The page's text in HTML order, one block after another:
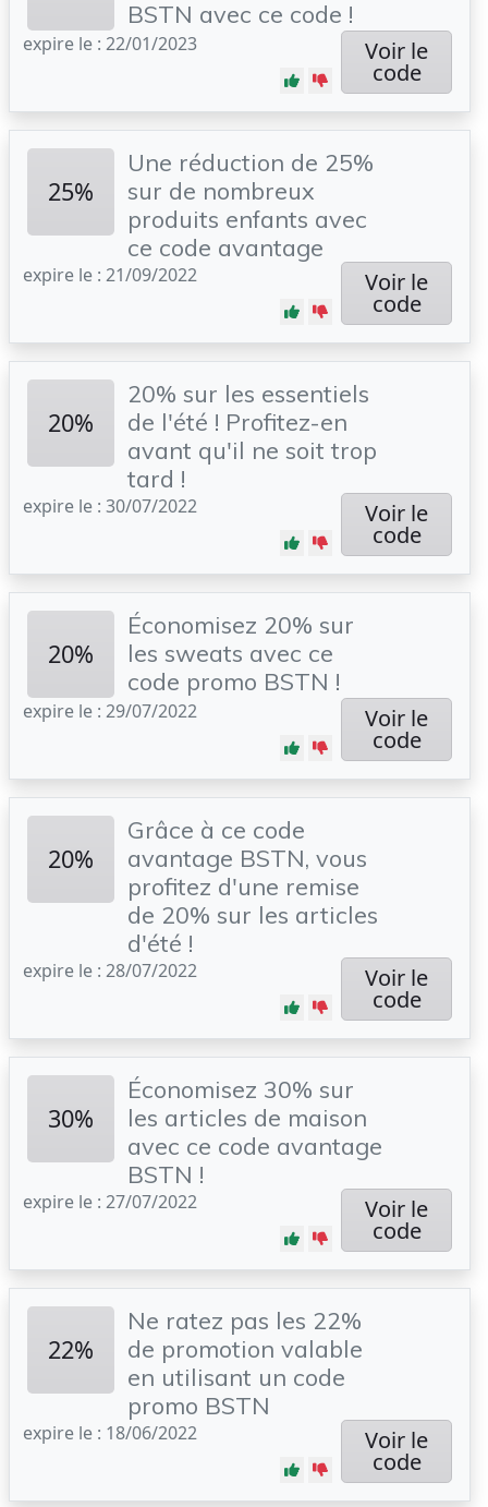
BSTN avec ce code !
expire le : 22/01/2023 Voir le
code
25%
Une réduction de 25%
sur de nombreux
produits enfants avec
ce code avantage
expire le : 21/09/2022 Voir le
code
20%
20% sur les essentiels
de l'été ! Profitez-en
avant qu'il ne soit trop
tard !
expire le : 30/07/2022 Voir le
code
20%
Économisez 20% sur
les sweats avec ce
code promo BSTN !
expire le : 29/07/2022 Voir le
code
20%
Grâce à ce code
avantage BSTN, vous
profitez d'une remise
de 20% sur les articles
d'été !
expire le : 28/07/2022 Voir le
code
30%
Économisez 30% sur
les articles de maison
avec ce code avantage
BSTN !
expire le : 27/07/2022 Voir le
code
22%
Ne ratez pas les 22%
de promotion valable
en utilisant un code
promo BSTN
expire le : 18/06/2022 Voir le
code